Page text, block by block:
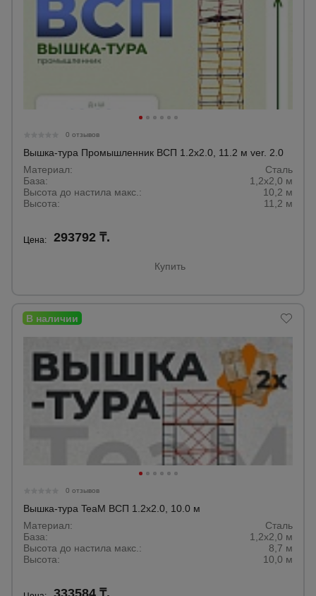
0 отзывов
Вышка-тура Промышленник ВСП 1.2х2.0, 11.2 м ver. 2.0
Материал:
Сталь
База:
1,2х2,0 м
Высота до настила макс.:
10,2 м
Высота:
11,2 м
Цена: 293792 ₸.
Купить
0 отзывов
Вышка-тура TeaM ВСП 1.2х2.0, 10.0 м
Материал:
Сталь
База:
1,2х2,0 м
Высота до настила макс.:
8,7 м
Высота:
10,0 м
333584 ₸.